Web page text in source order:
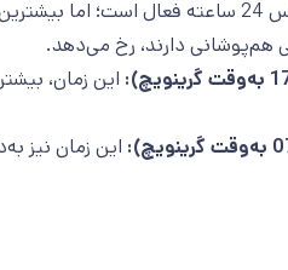
بازار فارکس 24 ساعته فعال است؛
هم‌پوشانی دارند، رخ می‌دهد.
این زمان،
این زمان نیز